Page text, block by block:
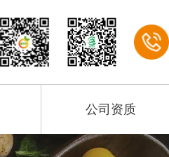
公司资质